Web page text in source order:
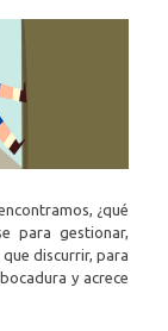
¿qué
para gestionar,
discurrir, para
y acrece